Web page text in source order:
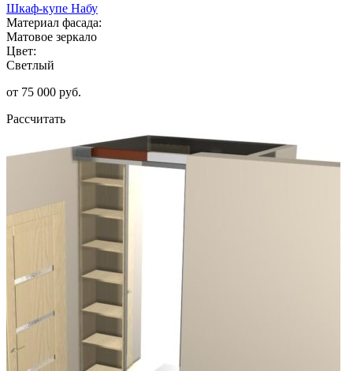
Шкаф-купе Набу
Материал фасада:
Матовое зеркало
Цвет:
Светлый
от 75 000 руб.
Рассчитать